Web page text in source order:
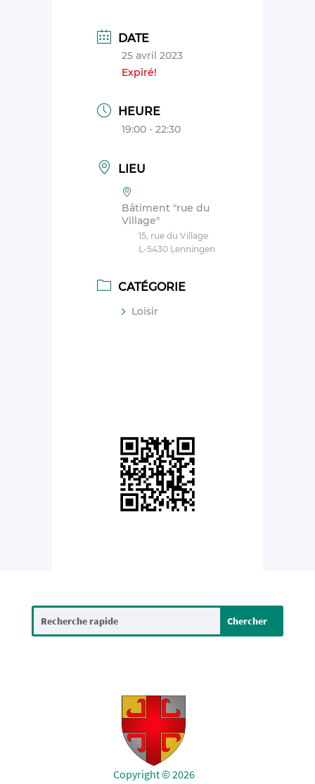
DATE
25 avril 2023
Expiré!
HEURE
19:00 - 22:30
LIEU
Bâtiment "rue du
Village"
15, rue du Village
L-5430 Lenningen
CATÉGORIE
Loisir
Copyright © 2026